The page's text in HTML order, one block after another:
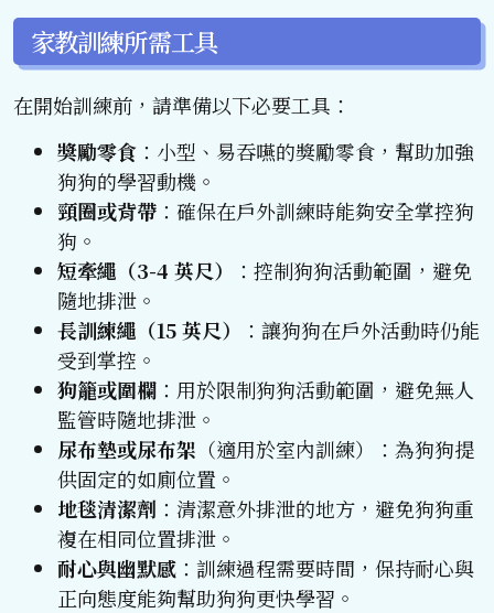
家教訓練所需工具
在開始訓練前，請準備以下必要工具：
獎勵零食 ：小型、易吞嚥的獎勵零食，幫助加強
狗狗的學習動機。
頸圈或背帶 ：確保在戶外訓練時能夠安全掌控狗
狗。
短牽繩（3-4 英尺）
：控制狗狗活動範圍，避免
隨地排泄。
長訓練繩（15 英尺）
：讓狗狗在戶外活動時仍能
受到掌控。
狗籠或圍欄 ：用於限制狗狗活動範圍，避免無人
監管時隨地排泄。
尿布墊或尿布架 （適用於室內訓練）：為狗狗提
供固定的如廁位置。
地毯清潔劑 ：清潔意外排泄的地方，避免狗狗重
複在相同位置排泄。
耐心與幽默感 ：訓練過程需要時間，保持耐心與
正向態度能夠幫助狗狗更快學習。